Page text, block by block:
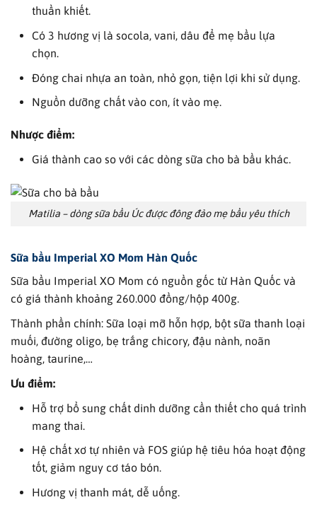
thuần khiết.
Có 3 hương vị là socola, vani, dâu để mẹ bầu lựa
chọn.
Đóng chai nhựa an toàn, nhỏ gọn, tiện lợi khi sử dụng.
Nguồn dưỡng chất vào con, ít vào mẹ.
Nhược điểm:
Giá thành cao so với các dòng sữa cho bà bầu khác.
Matilia – dòng sữa bầu Úc được đông đảo mẹ bầu yêu thích
Sữa bầu Imperial XO Mom Hàn Quốc
Sữa bầu Imperial XO Mom có nguồn gốc từ Hàn Quốc và
có giá thành khoảng 260.000 đồng/hộp 400g.
Thành phần chính: Sữa loại mỡ hỗn hợp, bột sữa thanh loại
muối, đường oligo, bẹ trắng chicory, đậu nành, noãn
hoàng, taurine,…
Ưu điểm:
Hỗ trợ bổ sung chất dinh dưỡng cần thiết cho quá trình
mang thai.
Hệ chất xơ tự nhiên và FOS giúp hệ tiêu hóa hoạt động
tốt, giảm nguy cơ táo bón.
Hương vị thanh mát, dễ uống.